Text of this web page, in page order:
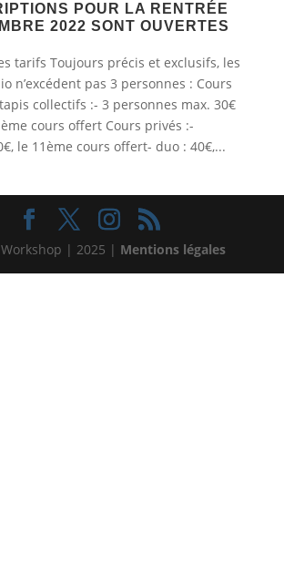
POUR LA RENTRÉE
2022 SONT OUVERTES
tarifs Toujours précis et exclusifs, les
n’excédent pas 3 personnes : Cours
collectifs :- 3 personnes max. 30€
cours offert Cours privés :-
le 11ème cours offert- duo : 40€,...
| 2025 | Mentions légales